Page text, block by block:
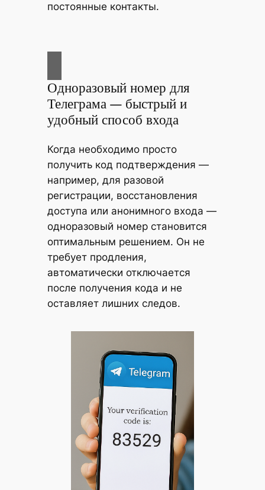
постоянные контакты.
Одноразовый номер для
Телеграма — быстрый и
удобный способ входа
Когда необходимо просто
получить код подтверждения —
например, для разовой
регистрации, восстановления
доступа или анонимного входа —
одноразовый номер становится
оптимальным решением. Он не
требует продления,
автоматически отключается
после получения кода и не
оставляет лишних следов.